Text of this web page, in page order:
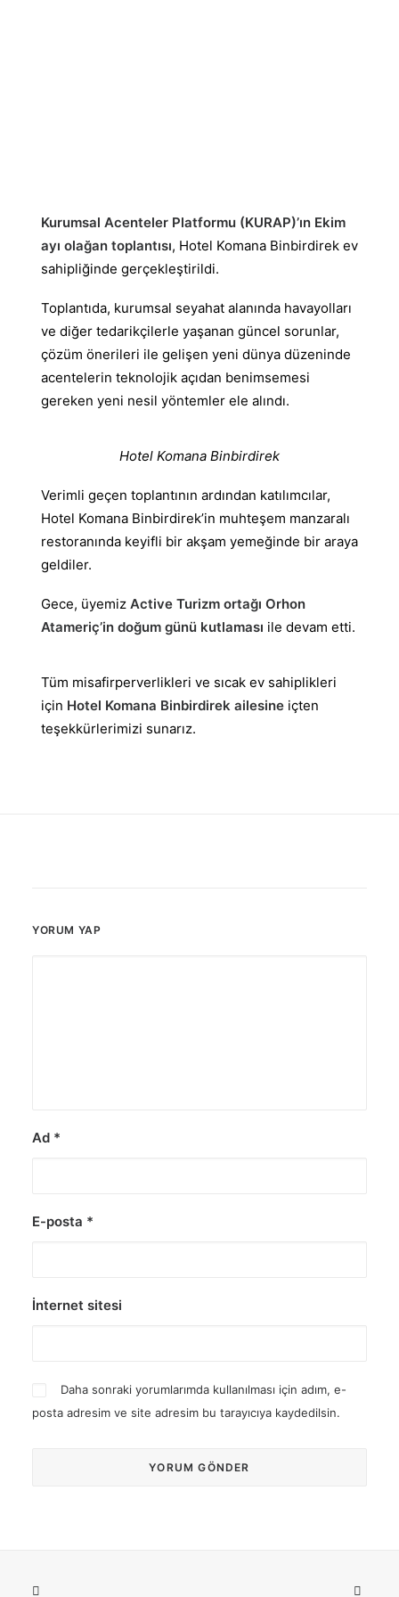
Kurumsal Acenteler Platformu (KURAP)’ın Ekim
ayı olağan toplantısı, Hotel Komana Binbirdirek ev
sahipliğinde gerçekleştirildi.
Toplantıda, kurumsal seyahat alanında havayolları
ve diğer tedarikçilerle yaşanan güncel sorunlar,
çözüm önerileri ile gelişen yeni dünya düzeninde
acentelerin teknolojik açıdan benimsemesi
gereken yeni nesil yöntemler ele alındı.
Hotel Komana Binbirdirek
Verimli geçen toplantının ardından katılımcılar,
Hotel Komana Binbirdirek’in muhteşem manzaralı
restoranında keyifli bir akşam yemeğinde bir araya
geldiler.
Gece, üyemiz Active Turizm ortağı Orhon
Atameriç’in doğum günü kutlaması ile devam etti.
Tüm misafirperverlikleri ve sıcak ev sahiplikleri
için Hotel Komana Binbirdirek ailesine içten
teşekkürlerimizi sunarız.
YORUM YAP
Ad *
E-posta *
İnternet sitesi
Daha sonraki yorumlarımda kullanılması için adım, e-
posta adresim ve site adresim bu tarayıcıya kaydedilsin.